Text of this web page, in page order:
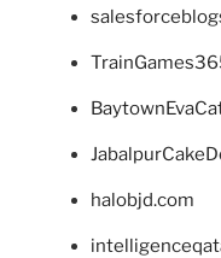
halobjd.com